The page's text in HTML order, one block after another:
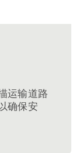
运输道路
确保安